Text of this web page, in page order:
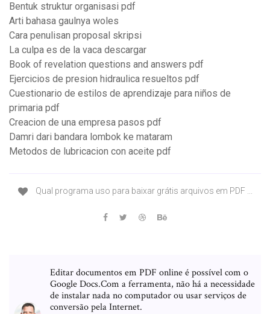
Bentuk struktur organisasi pdf
Arti bahasa gaulnya woles
Cara penulisan proposal skripsi
La culpa es de la vaca descargar
Book of revelation questions and answers pdf
Ejercicios de presion hidraulica resueltos pdf
Cuestionario de estilos de aprendizaje para niños de
primaria pdf
Creacion de una empresa pasos pdf
Damri dari bandara lombok ke mataram
Metodos de lubricacion con aceite pdf
Qual programa uso para baixar grátis arquivos em PDF ...
Editar documentos em PDF online é possível com o
Google Docs.Com a ferramenta, não há a necessidade
de instalar nada no computador ou usar serviços de
conversão pela Internet.